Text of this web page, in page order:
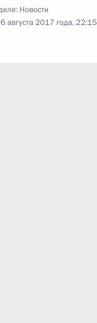
Новости
августа 2017 года, 22:15